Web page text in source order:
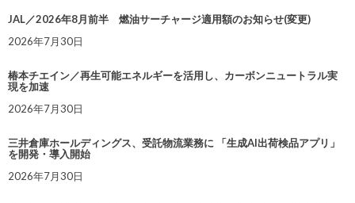
JAL／2026年8月前半 燃油サーチャージ適用額のお知らせ(変更)
2026年7月30日
椿本チエイン／再生可能エネルギーを活用し、カーボンニュートラル実
現を加速
2026年7月30日
三井倉庫ホールディングス、受託物流業務に 「生成AI出荷検品アプリ」
を開発・導入開始
2026年7月30日